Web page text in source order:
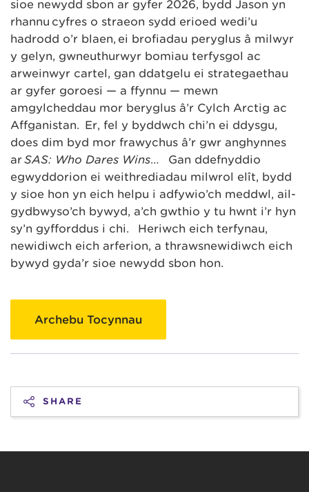
sioe newydd sbon ar gyfer 2026, bydd Jason yn
rhannu cyfres o straeon sydd erioed wedi’u
hadrodd o’r blaen, ei brofiadau peryglus â milwyr
y gelyn, gwneuthurwyr bomiau terfysgol ac
arweinwyr cartel, gan ddatgelu ei strategaethau
ar gyfer goroesi — a ffynnu — mewn
amgylcheddau mor beryglus â’r Cylch Arctig ac
Affganistan. Er, fel y byddwch chi’n ei ddysgu,
does dim byd mor frawychus â’r gŵr anghynnes
arSAS: Who Dares Wins… Gan ddefnyddio
egwyddorion ei weithrediadau milwrol elît, bydd
y sioe hon yn eich helpu i adfywio’ch meddwl, ail-
gydbwyso’ch bywyd, a’ch gwthio y tu hwnt i’r hyn
sy’n gyfforddus i chi. Heriwch eich terfynau,
newidiwch eich arferion, a thrawsnewidiwch eich
bywyd gyda’r sioe newydd sbon hon.
Archebu Tocynnau
SHARE